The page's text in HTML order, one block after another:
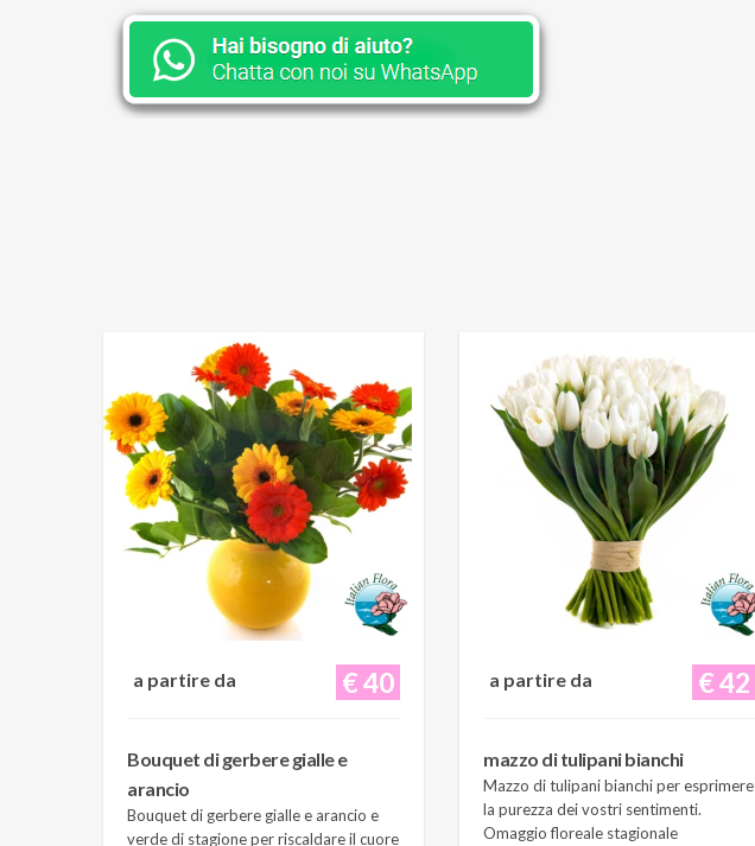
€ 40
a partire da
Bouquet di gerbere gialle e
arancio
Bouquet di gerbere gialle e arancio e
verde di stagione per riscaldare il cuore
€ 42
a partire da
mazzo di tulipani bianchi
Mazzo di tulipani bianchi per esprimere
la purezza dei vostri sentimenti.
Omaggio floreale stagionale